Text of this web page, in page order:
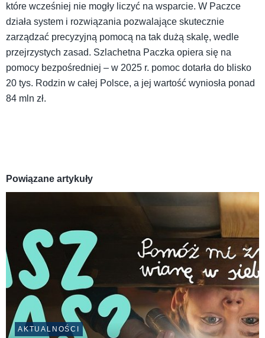
które wcześniej nie mogły liczyć na wsparcie. W Paczce
działa system i rozwiązania pozwalające skutecznie
zarządzać precyzyjną pomocą na tak dużą skalę, wedle
przejrzystych zasad. Szlachetna Paczka opiera się na
pomocy bezpośredniej – w 2025 r. pomoc dotarła do blisko
20 tys. Rodzin w całej Polsce, a jej wartość wyniosła ponad
84 mln zł.
Powiązane artykuły
AKTUALNOŚCI